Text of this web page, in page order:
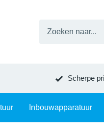
Scherpe
Inbouwapparatuur